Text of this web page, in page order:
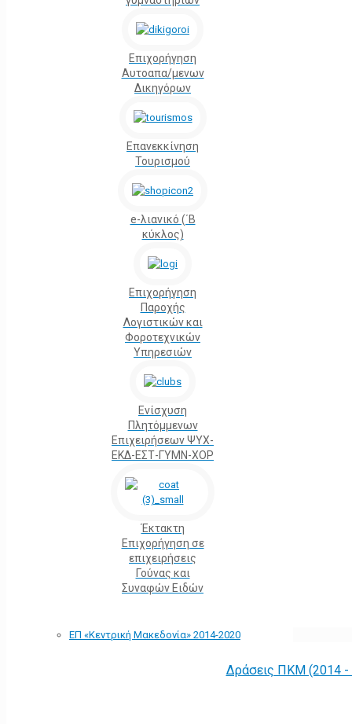
Επιχορήγηση
Αυτοαπα/μενων
Δικηγόρων
Επανεκκίνηση
Τουρισμού
e-λιανικό (΄Β
κύκλος)
Επιχορήγηση
Παροχής
Λογιστικών και
Φοροτεχνικών
Υπηρεσιών
Ενίσχυση
Πλητόμμενων
Επιχειρήσεων ΨΥΧ-
ΕΚΔ-ΕΣΤ-ΓΥΜΝ-ΧΟΡ
Έκτακτη
Επιχορήγηση σε
επιχειρήσεις
Γούνας και
Συναφών Ειδών
ΕΠ «Kεντρική Μακεδονία» 2014-2020
Δράσεις ΠΚΜ (2014 -